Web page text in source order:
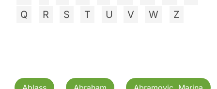
Q
R S T U V W Z